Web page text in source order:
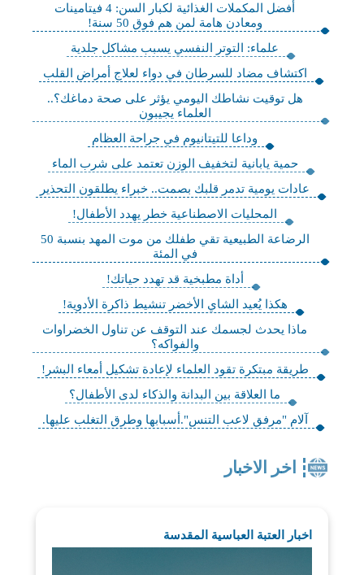
أفضل المكملات الغذائية لكبار السن: 4 فيتامينات
ومعادن هامة لمن هم فوق 50 سنة!
علماء: التوتر النفسي يسبب مشاكل جلدية
اكتشاف مضاد للسرطان في دواء لعلاج أمراض القلب
هل توقيت نشاطك اليومي يؤثر على صحة دماغك؟..
العلماء يجيبون
وداعا للتيتانيوم في جراحة العظام
حمية يابانية لتخفيف الوزن تعتمد على شرب الماء
عادات يومية تدمر قلبك بصمت.. خبراء يطلقون التحذير
المحليات الاصطناعية خطر يهدد الأطفال!
الرضاعة الطبيعية تقي طفلك من موت المهد بنسبة 50
في المئة
أداة مطبخية قد تهدد حياتك!
هكذا يُعيد الشاي الأخضر تنشيط ذاكرة الأدوية!
ماذا يحدث لجسمك عند التوقف عن تناول الخضراوات
والفواكه؟
طريقة مبتكرة تقود العلماء لإعادة تشكيل أمعاء البشر!
ما العلاقة بين البدانة والذكاء لدى الأطفال؟
آلام "مرفق لاعب التنس".أسبابها وطرق التغلب عليها.
اخر الاخبار
اخبار العتبة العباسية المقدسة